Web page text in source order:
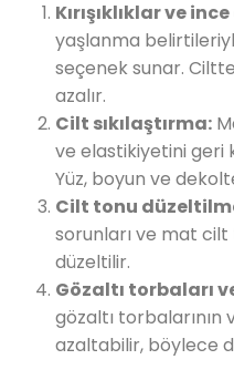
Kırışıklıklar ve
yaşlanma
seçenek sunar.
azalır.
Cilt sıkılaştırma:
ve elastikiyetini geri
Yüz, boyun ve
Cilt tonu
sorunları ve mat
düzeltilir.
Gözaltı torbaları
gözaltı torbalarının
azaltabilir, böylece